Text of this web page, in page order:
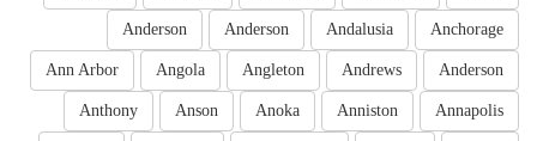
Anchorage
Andalusia
Anderson
Anderson
Anderson
Andrews
Angleton
Angola
Ann Arbor
Annapolis
Anniston
Anoka
Anson
Anthony